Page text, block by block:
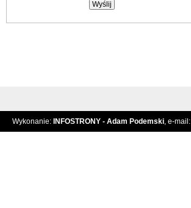
Wykonanie: INFOSTRONY - Adam Podemski, e-mail: